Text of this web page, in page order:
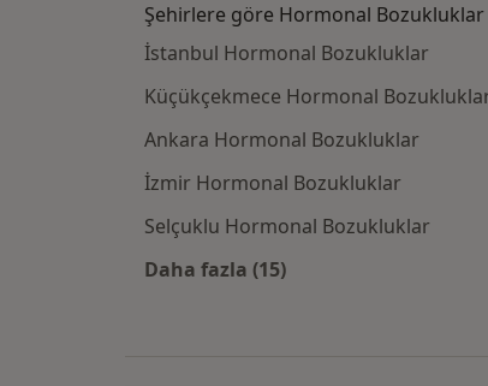
Şehirlere göre Hormonal Bozukluklar
İstanbul Hormonal Bozukluklar
Küçükçekmece Hormonal
Ankara Hormonal Bozukluklar
İzmir Hormonal Bozukluklar
Selçuklu Hormonal Bozukluklar
Daha fazla (15)